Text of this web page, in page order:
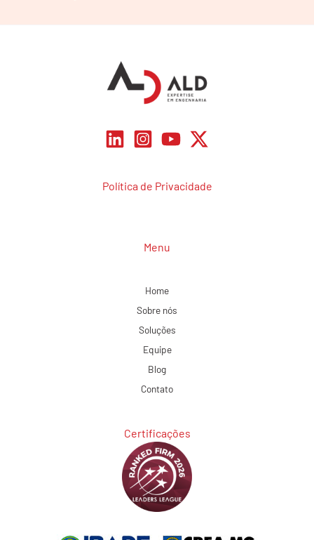
Política de Privacidade
Menu
Home
Sobre nós
Soluções
Equipe
Blog
Contato
Certificações